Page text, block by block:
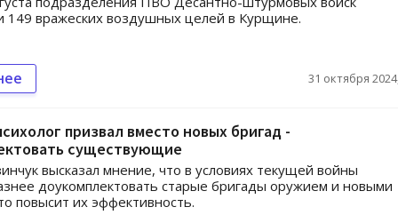
149 вражеских воздушных целей в Курщине.
31 октября
призвал вместо новых бригад -
существующие
высказал мнение, что в условиях текущей войны
доукомплектовать старые бригады оружием и новыми
повысит их эффективность.